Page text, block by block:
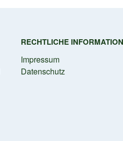
RECHTLICHE
Impressum
Datenschutz